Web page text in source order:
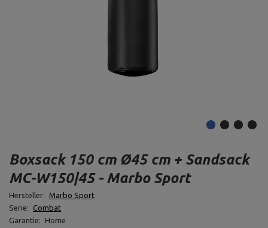
Boxsack 150 cm Ø45 cm + Sandsack
MC-W150|45 - Marbo Sport
Hersteller: Marbo Sport
Serie: Combat
Garantie:
Home